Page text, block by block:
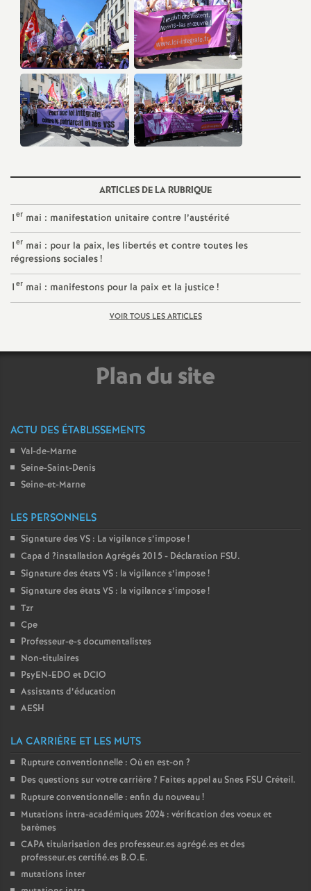
O
r
l
é
n
s
T
o
ARTICLES DE LA RUBRIQUE
1er mai : manifestation unitaire contre l’austérité
1er mai : pour la paix, les libertés et contre toutes les
régressions sociales!
1er mai : manifestons pour la paix et la justice!
VOIR TOUS LES ARTICLES
Plan du site
ACTU DES ÉTABLISSEMENTS
Val-de-Marne
Seine-Saint-Denis
Seine-et-Marne
LES PERSONNELS
Signature des VS : La vigilance s’impose!
Capa d ?installation Agrégés 2015 - Déclaration FSU.
Signature des états VS : la vigilance s’impose!
Signature des états VS : la vigilance s’impose!
Tzr
Cpe
Professeur-e-s documentalistes
Non-titulaires
PsyEN-EDO et DCIO
Assistants d’éducation
AESH
LA CARRIÈRE ET LES MUTS
Rupture conventionnelle : Où en est-on ?
Des questions sur votre carrière? Faites appel au Snes FSU Créteil.
Rupture conventionnelle : enfin du nouveau!
Mutations intra-académiques 2024 : vérification des voeux et
barèmes
CAPAtitularisation des professeur.es agrégé.es et des
professeur.es certifié.es B.O.E.
mutations inter